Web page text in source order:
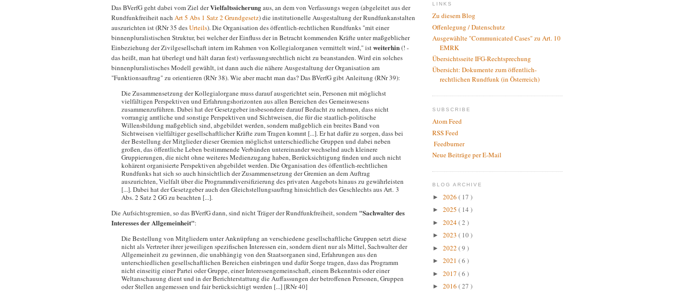
Das BVerfG geht dabei vom Ziel derVielfaltssicherungaus, an dem von Verfassungs wegen (abgeleitet aus der
Rundfunkfreiheit nach Art 5 Abs 1 Satz 2 Grundgesetz) die institutionelle Ausgestaltung der Rundfunkanstalten
auszurichten ist (RNr 35 desUrteils). Die Organisation des öffentlich-rechtlichen Rundfunks "mit einer
binnenpluralistischen Struktur, bei welcher der Einfluss der in Betracht kommenden Kräfte unter maßgeblicher
Einbeziehung der Zivilgesellschaft intern im Rahmen von Kollegialorganen vermittelt wird," istweiterhin(! -
das heißt, man hat überlegt und hält daran fest) verfassungsrechtlich nicht zu beanstanden. Wird ein solches
binnenpluralistisches Modell gewählt, ist dann auch die nähere Ausgestaltung der Organisation am
"Funktionsauftrag" zu orientieren (RNr 38). Wie aber macht man das? Das BVerfG gibt Anleitung (RNr 39):
Die Zusammensetzung der Kollegialorgane muss darauf ausgerichtet sein, Personen mit möglichst
vielfältigen Perspektiven und Erfahrungshorizonten aus allen Bereichen des Gemeinwesens
zusammenzuführen. Dabei hat der Gesetzgeber insbesondere darauf Bedacht zu nehmen, dass nicht
vorrangig amtliche und sonstige Perspektiven und Sichtweisen, die für die staatlich-politische
Willensbildung maßgeblich sind, abgebildet werden, sondern maßgeblich ein breites Band von
Sichtweisen vielfältiger gesellschaftlicher Kräfte zum Tragen kommt [...]. Er hat dafür zu sorgen, dass bei
der Bestellung der Mitglieder dieser Gremien möglichst unterschiedliche Gruppen und dabei neben
großen, das öffentliche Leben bestimmende Verbänden untereinander wechselnd auch kleinere
Gruppierungen, die nicht ohne weiteres Medienzugang haben, Berücksichtigung finden und auch nicht
kohärent organisierte Perspektiven abgebildet werden. Die Organisation des öffentlich-rechtlichen
Rundfunks hat sich so auch hinsichtlich der Zusammensetzung der Gremien an dem Auftrag
auszurichten, Vielfalt über die Programmdiversifizierung des privaten Angebots hinaus zu gewährleisten
[...]. Dabei hat der Gesetzgeber auch den Gleichstellungsauftrag hinsichtlich des Geschlechts aus Art. 3
Abs. 2 Satz 2 GG zu beachten [...].
Die Aufsichtsgremien, so das BVerfG dann, sind nicht Träger der Rundfunkfreiheit, sondern "Sachwalter des
Interesses der Allgemeinheit":
Die Bestellung von Mitgliedern unter Anknüpfung an verschiedene gesellschaftliche Gruppen setzt diese
nicht als Vertreter ihrer jeweiligen spezifischen Interessen ein, sondern dient nur als Mittel, Sachwalter der
Allgemeinheit zu gewinnen, die unabhängig von den Staatsorganen sind, Erfahrungen aus den
unterschiedlichen gesellschaftlichen Bereichen einbringen und dafür Sorge tragen, dass das Programm
nicht einseitig einer Partei oder Gruppe, einer Interessengemeinschaft, einem Bekenntnis oder einer
Weltanschauung dient und in der Berichterstattung die Auffassungen der betroffenen Personen, Gruppen
oder Stellen angemessen und fair berücksichtigt werden [...] [RNr 40]
LINKS
Zu diesem Blog
Offenlegung / Datenschutz
Ausgewählte "Communicated Cases" zu Art. 10
EMRK
Übersichtsseite IFG-Rechtsprechung
Übersicht: Dokumente zum öffentlich-
rechtlichen Rundfunk (in Österreich)
SUBSCRIBE
Atom Feed
RSS Feed
Feedburner
Neue Beiträge per E-Mail
BLOG ARCHIVE
► 2026 ( 17 )
► 2025 ( 14 )
► 2024( 2 )
► 2023 ( 10 )
► 2022 ( 9 )
► 2021 ( 6 )
► 2017 ( 6 )
► 2016 ( 27 )